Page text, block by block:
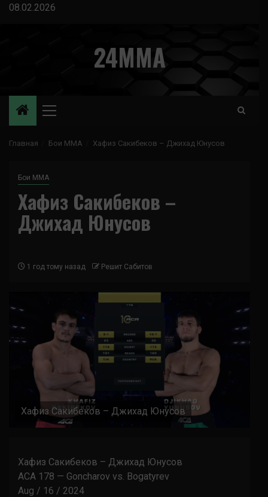
Перейти
08.02.2026
24MMA
Основное
Главная Бои ММА Хафиз Сакибеков – Джихад Юнусов
Бои ММА
Хафиз Сакибеков –
Джихад Юнусов
1 год тому назад Решит Сабитов
Хафиз Сакибеков – Джихад Юнусов
Хафиз Сакибеков – Джихад Юнусов
ACA 178 — Goncharov vs. Bogatyrev
Aug / 16 / 2024